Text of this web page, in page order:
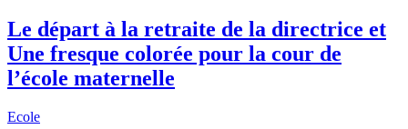
Le départ à la retraite de la directrice et
Une fresque colorée pour la cour de
l’école maternelle
Ecole